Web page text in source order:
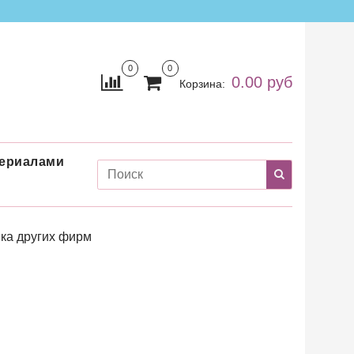
0 0
Корзина: 0.00 руб
других фирм